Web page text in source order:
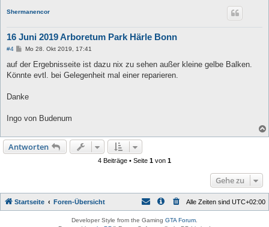
Shermanencor
16 Juni 2019 Arboretum Park Härle Bonn
#4
B
i
r
Mo 28. Okt 2019, 17:41
auf der Ergebnisseite ist dazu nix zu sehen außer kleine gelbe Balken.
Könnte evtl. bei Gelegenheit mal einer reparieren.
Danke
Ingo von Budenum
Antworten
4 Beiträge • Seite 1 von 1
Gehe zu
Startseite Foren-Übersicht Alle Zeiten sind UTC+02:00
Developer Style from the Gaming GTA Forum